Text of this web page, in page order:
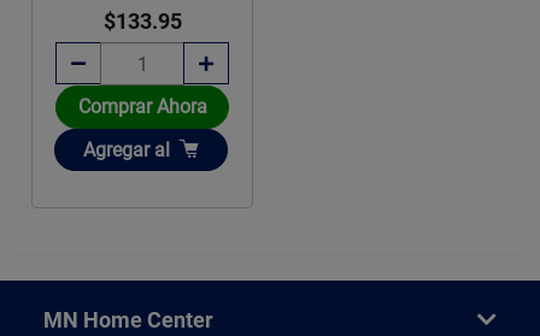
1¼ pulg
$133.95
Comprar Ahora
Añadir
Agregar al
MN Home Center